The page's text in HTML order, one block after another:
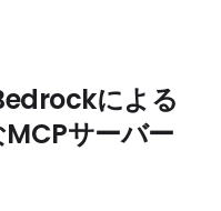
による
サーバー